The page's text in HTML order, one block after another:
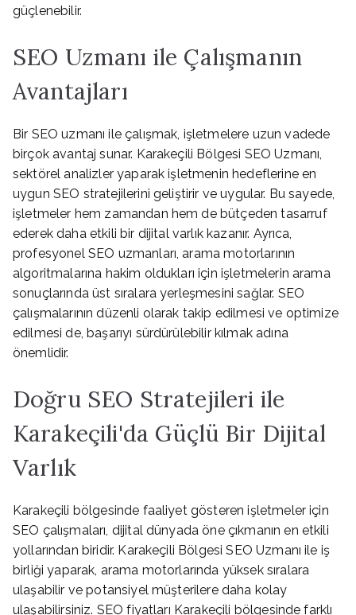
güçlenebilir.
SEO Uzmanı ile Çalışmanın
Avantajları
Bir SEO uzmanı ile çalışmak, işletmelere uzun vadede
birçok avantaj sunar. Karakeçili Bölgesi SEO Uzmanı,
sektörel analizler yaparak işletmenin hedeflerine en
uygun SEO stratejilerini geliştirir ve uygular. Bu sayede,
işletmeler hem zamandan hem de bütçeden tasarruf
ederek daha etkili bir dijital varlık kazanır. Ayrıca,
profesyonel SEO uzmanları, arama motorlarının
algoritmalarına hakim oldukları için işletmelerin arama
sonuçlarında üst sıralara yerleşmesini sağlar. SEO
çalışmalarının düzenli olarak takip edilmesi ve optimize
edilmesi de, başarıyı sürdürülebilir kılmak adına
önemlidir.
Doğru SEO Stratejileri ile
Karakeçili'da Güçlü Bir Dijital
Varlık
Karakeçili bölgesinde faaliyet gösteren işletmeler için
SEO çalışmaları, dijital dünyada öne çıkmanın en etkili
yollarından biridir. Karakeçili Bölgesi SEO Uzmanı ile iş
birliği yaparak, arama motorlarında yüksek sıralara
ulaşabilir ve potansiyel müşterilere daha kolay
ulaşabilirsiniz. SEO fiyatları Karakeçili bölgesinde farklı